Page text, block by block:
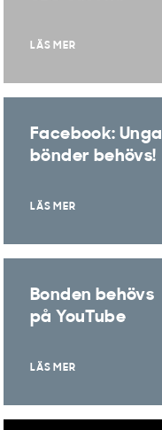
LÄS MER
Facebook: Unga
bönder behövs!
LÄS MER
Bonden behövs
på YouTube
LÄS MER